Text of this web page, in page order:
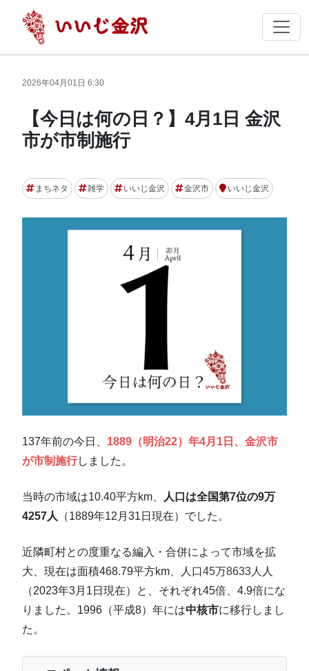
2026年04月01日 6:30
【今日は何の日？】4月1日 金沢
市が市制施行
まちネタ 雑学 いいじ金沢 金沢市 いいじ金沢
137年前の今日、 1889（明治22）年4月1日、金沢市
が市制施行しました。
当時の市域は10.40平方km、
人口は全国第7位の9万
4257人
（1889年12月31日現在）でした。
近隣町村との度重なる編入・合併によって市域を拡
大、現在は面積468.79平方km、人口45万8633人 人
（2023年3月1日現在）と、それぞれ45倍、4.9倍にな
りました。1996（平成8）年には中核市に移行しまし
た。